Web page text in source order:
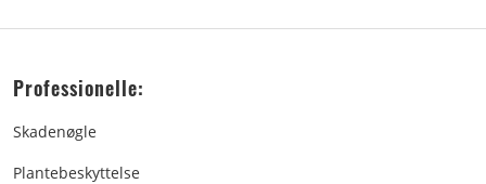
Professionelle:
Skadenøgle
Plantebeskyttelse